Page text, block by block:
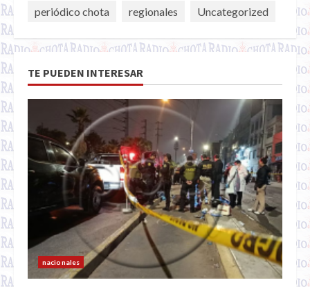
periódico chota
regionales Uncategorized
TE PUEDEN INTERESAR
nacionales